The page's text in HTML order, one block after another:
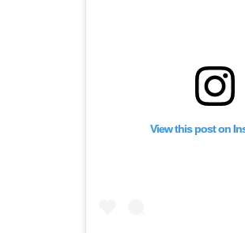
View this post on